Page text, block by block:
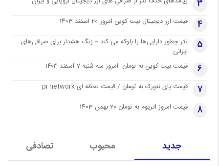
3
4 قیمت ارز دیجیتال بیت کوین امروز 20 اسفند 1403
5
تتر چطور دارایی‌ها را بلوکه می کند – زنگ هشدار برای صرافی‌های
ایرانی
6 قیمت بیت کوین به تومان- امروز سه شنبه 7 اسفند ۱۴۰۳
7 قیمت پای نتورک به تومان / قیمت لحظه ای pi network
8 قیمت امروز اتریوم به تومان 20 بهمن 1403
جدید محبوب تصادفی